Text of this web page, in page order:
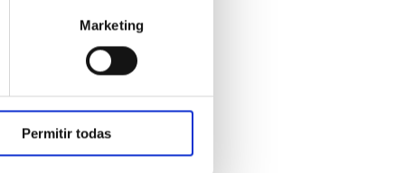
Marketing
Permitir todas